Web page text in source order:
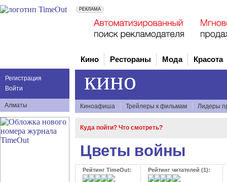
Регистрация
Войти
Алматы
Кино Рестораны Мода Красота
кино
Киноафиша Трейлеры к фильмам Лидеры
Куда пойти? Что смотреть?
Цветы войны
Рейтинг TimeOut: Рейтинг читателей (1):